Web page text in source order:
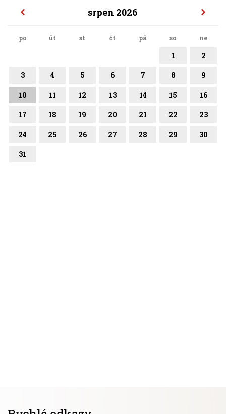
srpen 2026
po út st čt pá so ne
1 2
3 4 5 6 7 8 9
10 11 12 13 14 15 16
17 18 19 20 21 22 23
24 25 26 27 28 29 30
31